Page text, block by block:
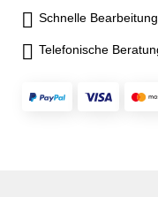
Schnelle Bearbeitung
Telefonische